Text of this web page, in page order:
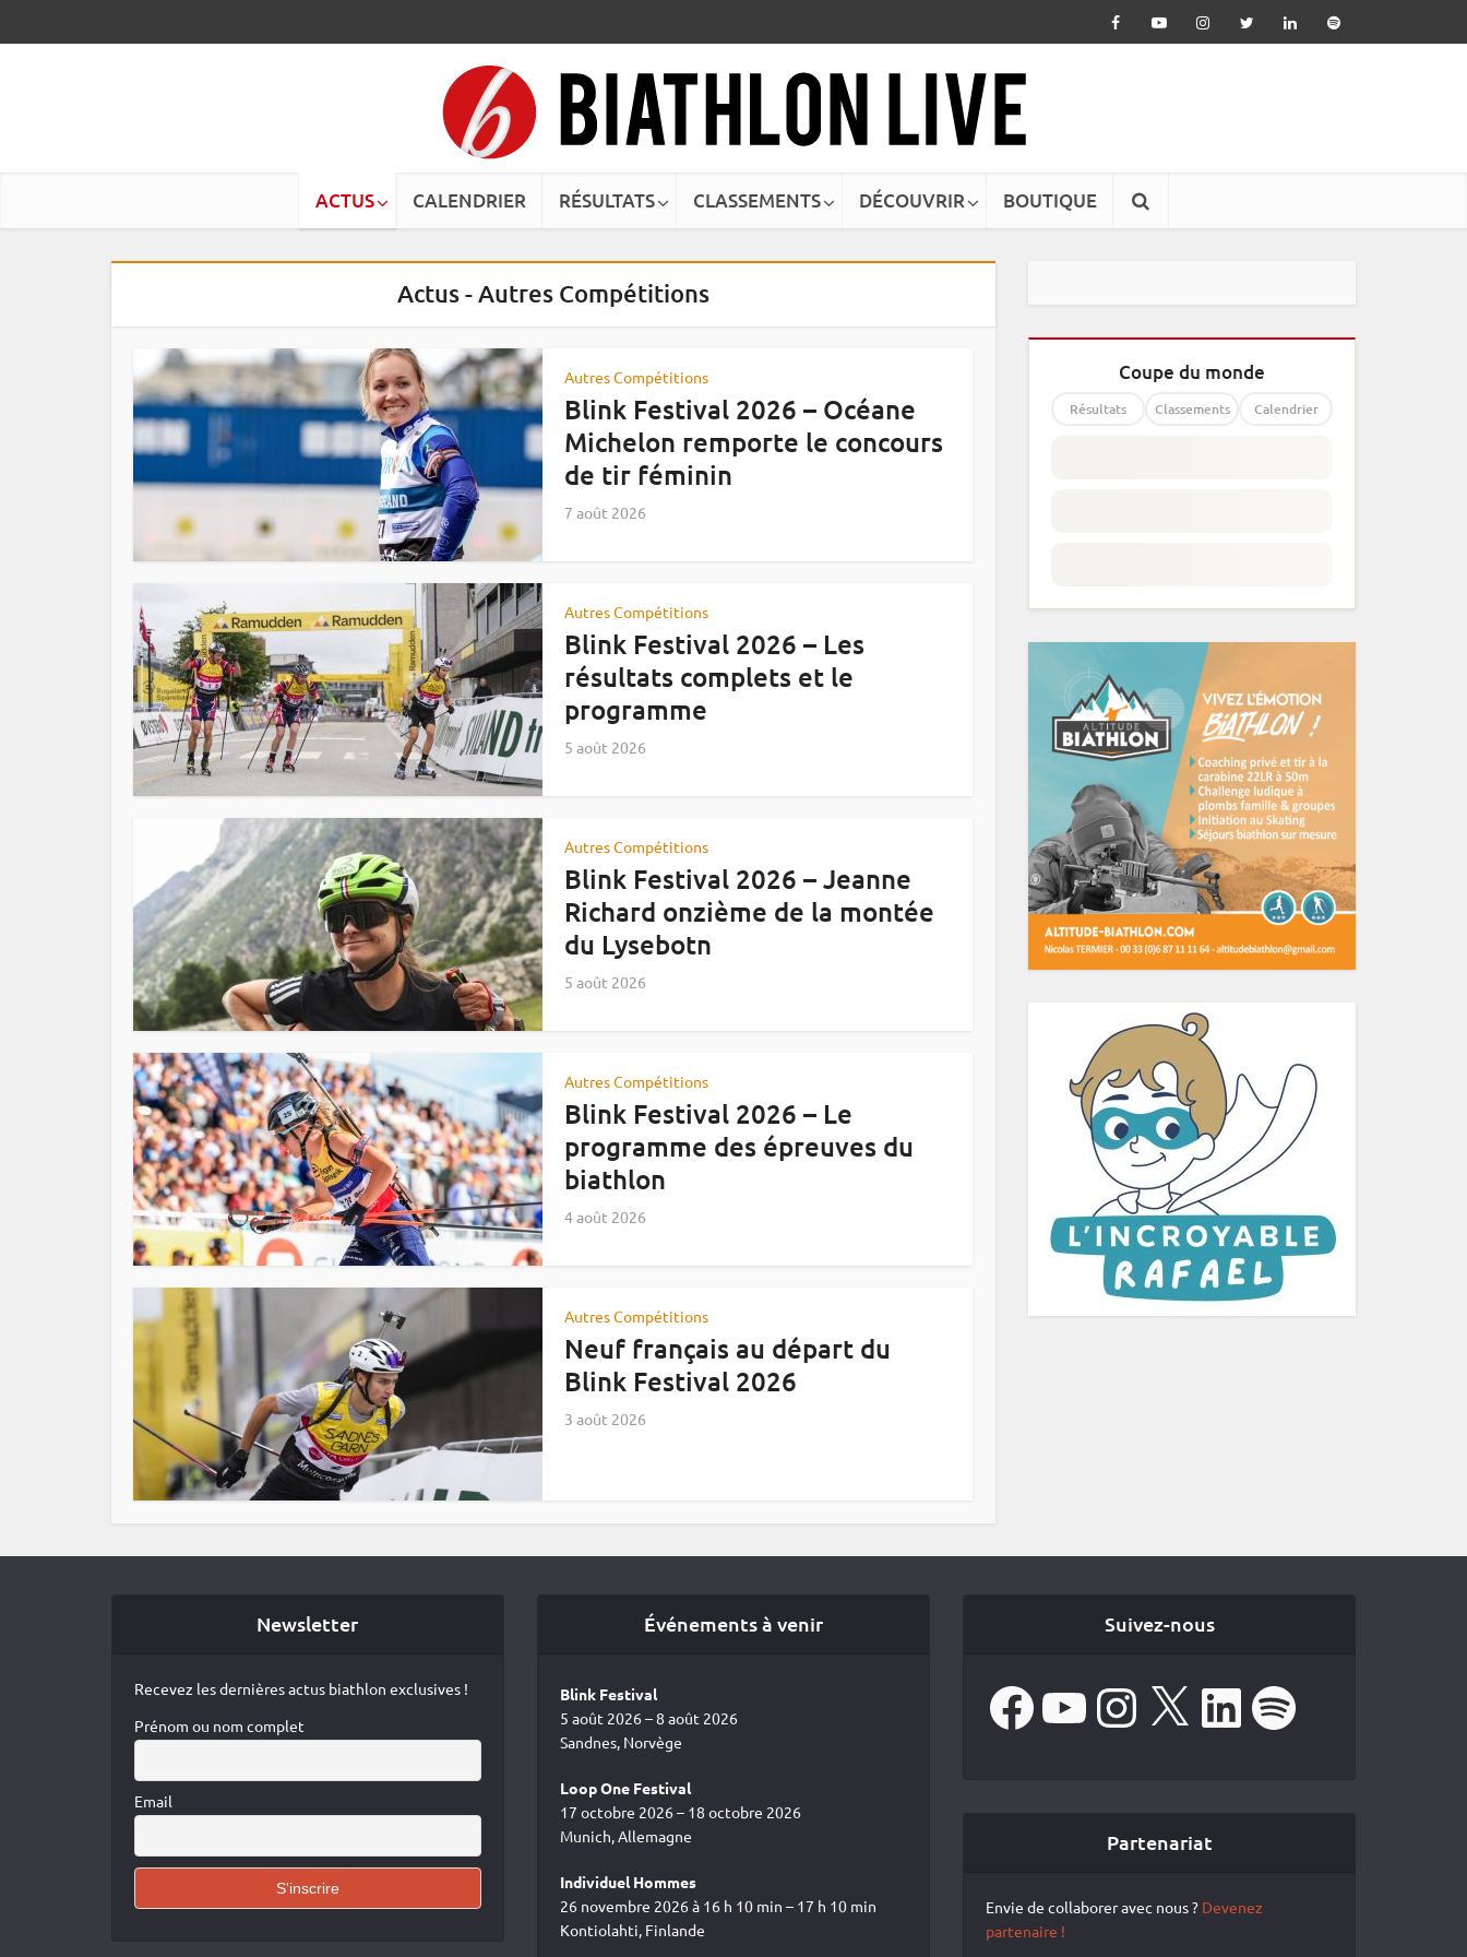
ACTUS CALENDRIER RÉSULTATS CLASSEMENTS DÉCOUVRIR BOUTIQUE
Actus - Autres Compétitions
Autres Compétitions
Blink Festival 2026 – Océane
Michelon remporte le concours
de tir féminin
7 août 2026
Autres Compétitions
Blink Festival 2026 – Les
résultats complets et le
programme
5 août 2026
Autres Compétitions
Blink Festival 2026 – Jeanne
Richard onzième de la montée
du Lysebotn
5 août 2026
Autres Compétitions
Blink Festival 2026 – Le
programme des épreuves du
biathlon
4 août 2026
Autres Compétitions
Neuf français au départ du
Blink Festival 2026
3 août 2026
Coupe du monde
Résultats Classements Calendrier
Newsletter
Recevez les dernières actus biathlon exclusives !
Prénom ou nom complet
Email
Événements à venir
Blink Festival
5 août 2026 – 8 août 2026
Sandnes, Norvège
Loop One Festival
17 octobre 2026 – 18 octobre 2026
Munich, Allemagne
Individuel Hommes
26 novembre 2026 à 16 h 10 min – 17 h 10 min
Kontiolahti, Finlande
Suivez-nous
FacebookYouTube Instagram
X LinkedIn Spotify
Partenariat
Envie de collaborer avec nous ? Devenez
partenaire !